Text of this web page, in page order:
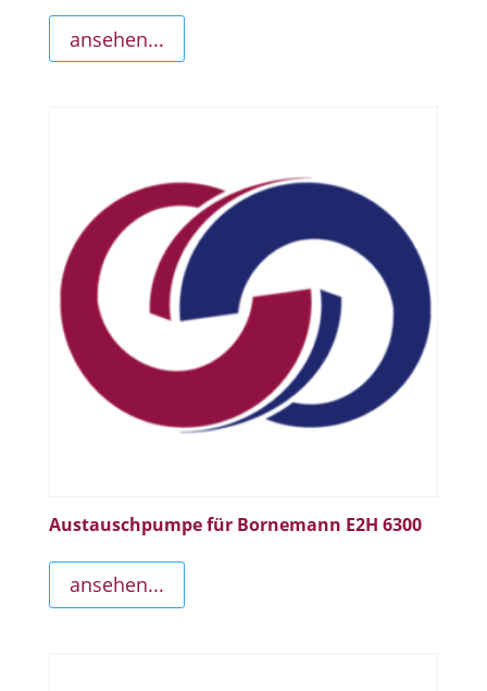
ansehen...
Austauschpumpe für Bornemann E2H 6300
ansehen...